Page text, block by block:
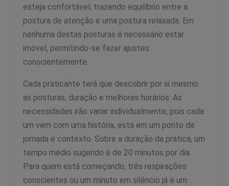
esteja confortável, trazendo equilíbrio entre a
postura de atenção e uma postura relaxada. Em
nenhuma destas posturas é necessário estar
imóvel, permitindo-se fazer ajustes
conscientemente.
Cada praticante terá que descobrir por si mesmo
as posturas, duração e melhores horários. As
necessidades irão variar individualmente, pois cada
um vem com uma história, está em um ponto da
jornada e contexto. Sobre a duração da prática, um
tempo médio sugerido é de 20 minutos por dia.
Para quem está começando, três respirações
conscientes ou um minuto em silêncio já é um